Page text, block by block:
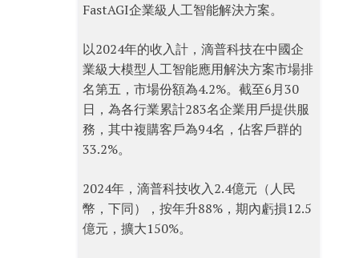
FastAGI企業級人工智能解決方案。
以2024年的收入計，滴普科技在中國企
業級大模型人工智能應用解決方案市場排
名第五，市場份額為4.2%。截至6月30
日，為各行業累計283名企業用戶提供服
務，其中複購客戶為94名，佔客戶群的
33.2%。
2024年，滴普科技收入2.4億元（人民
幣，下同），按年升88%，期內虧損12.5
億元，擴大150%。